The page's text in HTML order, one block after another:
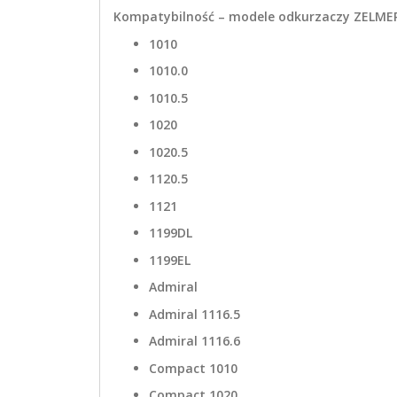
Kompatybilność – modele odkurzaczy
1010
1010.0
1010.5
1020
1020.5
1120.5
1121
1199DL
1199EL
Admiral
Admiral 1116.5
Admiral 1116.6
Compact 1010